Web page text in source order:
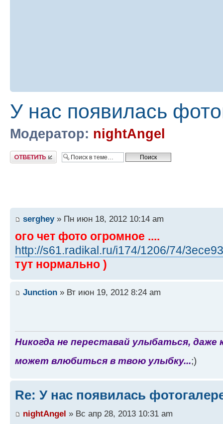
У нас появилась
Модератор: nightAngel
Ответить
serghey» Пн июн 18, 2012 10:14 am
ого чет фото огромное ....
http://s61.radikal.ru/i174/1206/74/
тут нормально )
Junction » Вт июн 19, 2012 8:24 am
Никогда не переставай улыбаться,
может влюбиться в твою улыбку...;)
Re: У нас появилась
nightAngel » Вс апр 28, 2013 10:31 am